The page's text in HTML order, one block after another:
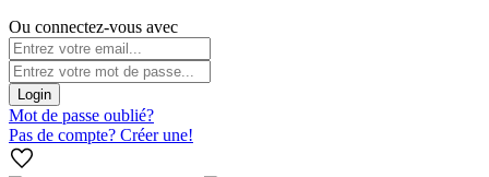
Ou connectez-vous avec
Login
Mot de passe oublié?
Pas de compte? Créer une!